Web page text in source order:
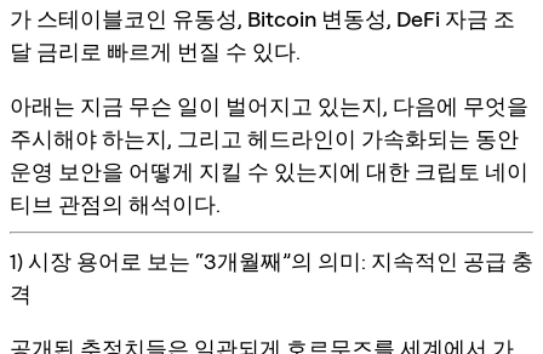
가 스테이블코인 유동성, Bitcoin 변동성, DeFi 자금 조
달 금리 로 빠르게 번질 수 있다.
아래는 지금 무슨 일이 벌어지고 있는지, 다음에 무엇을
주시해야 하는지, 그리고 헤드라인이 가속화되는 동안
운영 보안을 어떻게 지킬 수 있는지에 대한 크립토 네이
티브 관점의 해석이다.
1) 시장 용어로 보는 “3개월째”의 의미: 지속적인 공급 충
격
공개된 추정치들은 일관되게 호르무즈를 세계에서 가